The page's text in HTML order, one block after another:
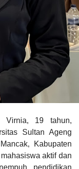
19 tahun,
Sultan Ageng
Kabupaten
aktif dan
pendidikan